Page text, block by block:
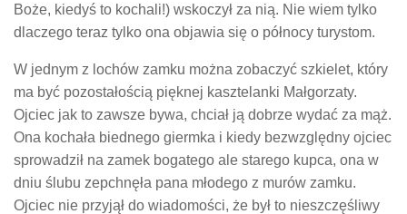
Boże, kiedyś to kochali!) wskoczył za nią. Nie wiem tylko
dlaczego teraz tylko ona objawia się o północy turystom.
W jednym z lochów zamku można zobaczyć szkielet, który
ma być pozostałością pięknej kasztelanki Małgorzaty.
Ojciec jak to zawsze bywa, chciał ją dobrze wydać za mąż.
Ona kochała biednego giermka i kiedy bezwzględny ojciec
sprowadził na zamek bogatego ale starego kupca, ona w
dniu ślubu zepchnęła pana młodego z murów zamku.
Ojciec nie przyjął do wiadomości, że był to nieszczęśliwy